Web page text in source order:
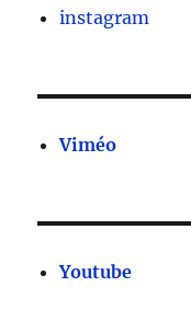
instagram
Viméo
Youtube